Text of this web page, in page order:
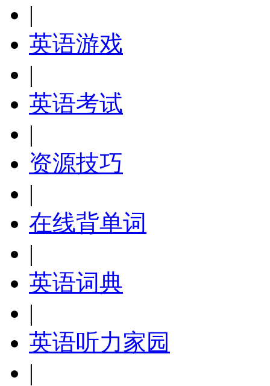
|
英语游戏
|
英语考试
|
资源技巧
|
在线背单词
|
英语词典
|
英语听力家园
|